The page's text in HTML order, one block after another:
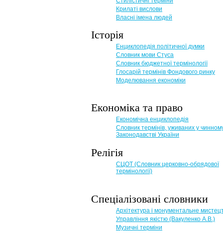
Крилаті вислови
Власні імена людей
Історія
Енциклопедія політичної думки
Словник мови Стуса
Словник бюджетної термінології
Глосарій термінів Фондового ринку
Моделювання економіки
Економіка та право
Eкономічна енциклопедія
Словник термінів, уживаних у
Законодавстві України
Релігія
СЦОТ (Словник церковно-обрядової
термінології)
Спеціалізовані словники
Архітектура і монументальне
Управління якістю (Вакуленко А.В.)
Музичні терміни